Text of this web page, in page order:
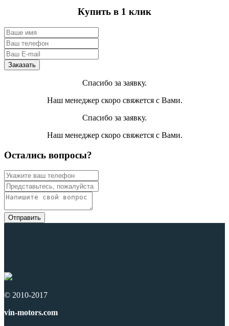
Купить в 1 клик
Спасибо за заявку.
Наш менеджер скоро свяжется с Вами.
Спасибо за заявку.
Наш менеджер скоро свяжется с Вами.
Остались вопросы?
© 2010-2017
vin-motors.com